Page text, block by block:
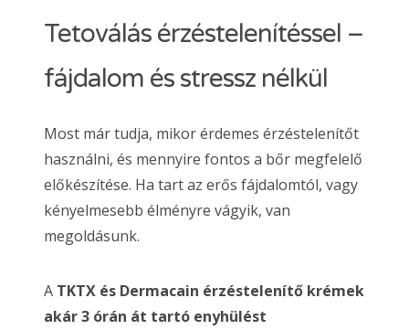
Tetoválás érzéstelenítéssel –
fájdalom és stressz nélkül
Most már tudja, mikor érdemes érzéstelenítőt
használni, és mennyire fontos a bőr megfelelő
előkészítése. Ha tart az erős fájdalomtól, vagy
kényelmesebb élményre vágyik, van
megoldásunk.
A TKTX és Dermacain érzéstelenítő krémek
akár 3 órán át tartó enyhülést